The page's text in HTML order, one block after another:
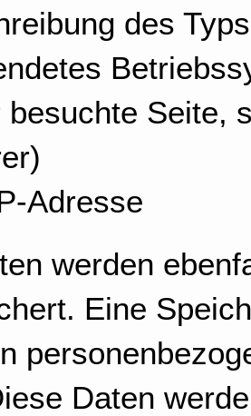
des
besuchte Seite,
Adresse
werden
Eine
Daten